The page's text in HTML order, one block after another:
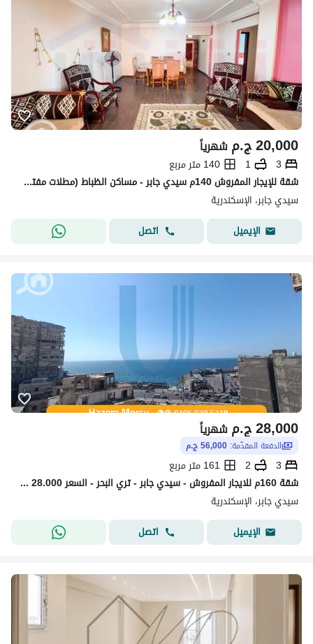
ج.م20,000 شهرياً
3
1
140 متر مربع
شقة للإيجار المفروش 140م سيدي جابر - مساكن الظباط (مطلات مفتوحة)
سيدي جابر، الإسكندرية
الإيميل
اتصل
ج.م28,000 شهرياً
الدفعة المقدّمة: 56,000 ج.م
3
2
161 متر مربع
شقة 160م للايجار المفروش - سيدي جابر - تري البحر - السعر 28.000 الف ج شهرياً
سيدي جابر، الإسكندرية
الإيميل
اتصل